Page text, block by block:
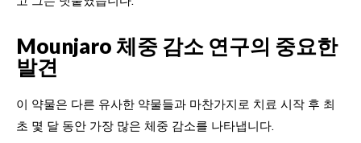
Mounjaro 체중 감소 연구의 중요한
발견
이 약물은 다른 유사한 약물들과 마찬가지로 치료 시작 후 최
초 몇 달 동안 가장 많은 체중 감소를 나타냅니다.